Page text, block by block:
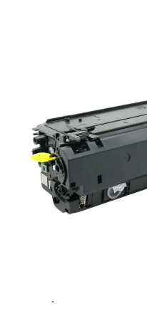
Op voorraad
- Ma-Do: voor 15:30
- Vr: voor 14:00 besteld